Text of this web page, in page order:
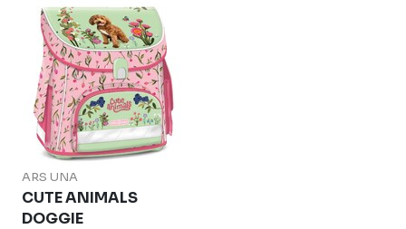
ARS UNA
CUTE ANIMALS
DOGGIE